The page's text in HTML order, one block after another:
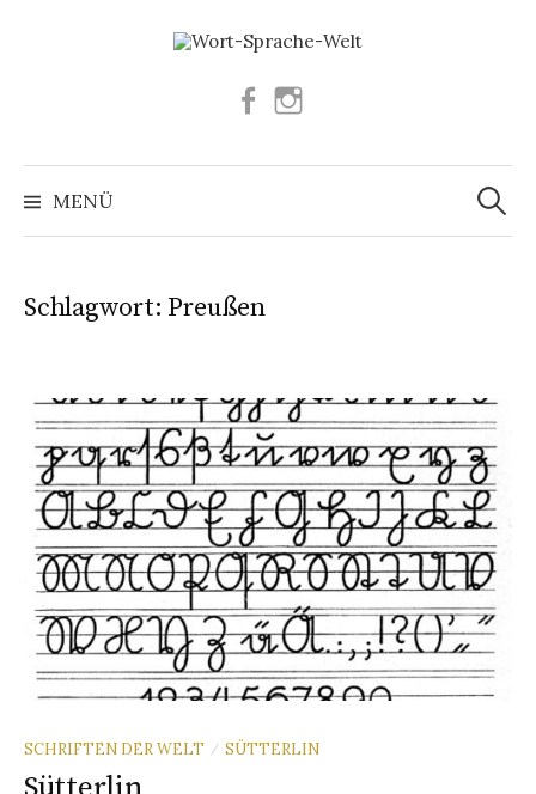
Facebook
MENÜ
Suchen
nach:
Schlagwort: Preußen
SCHRIFTEN DER WELT / SÜTTERLIN